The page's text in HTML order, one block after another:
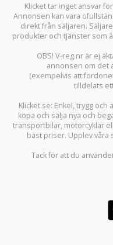
Klicket tar inget ansvar
Annonsen kan vara
direkt från säljaren.
produkter och tjänster som
OBS! V-reg.nr är ej
annonsen om det
(exempelvis att
tilldelats
Klicket.se: Enkel, trygg och
köpa och sälja nya och
transportbilar, motorcyklar
bäst priser. Upplev
Tack för att du